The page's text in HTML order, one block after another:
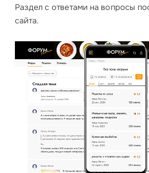
Раздел с ответами на вопросы
сайта.